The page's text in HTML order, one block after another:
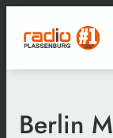
Berlin